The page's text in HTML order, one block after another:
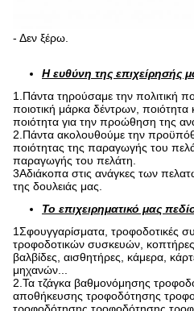
- Δεν ξέρω.
Η ευθύνη της επιχείρησής
1.Πάντα τηρούσαμε την πολιτική
ποιοτική μάρκα δέντρων, ποιότητα
ποιότητα για την προώθηση της
2.Πάντα ακολουθούμε την
ποιότητας της παραγωγής του
παραγωγής του πελάτη.
3Αδιάκοπα στις ανάγκες των
της δουλειάς μας.
Το επιχειρηματικό μας
1Σφουγγαρίσματα, τροφοδοτικές
τροφοδοτικών συσκευών, κοπτήρες,
βαλβίδες, αισθητήρες, κάμερα,
μηχανών...
2.Τα τζάγκα βαθμονόμησης
αποθήκευσης τροφοδότησης